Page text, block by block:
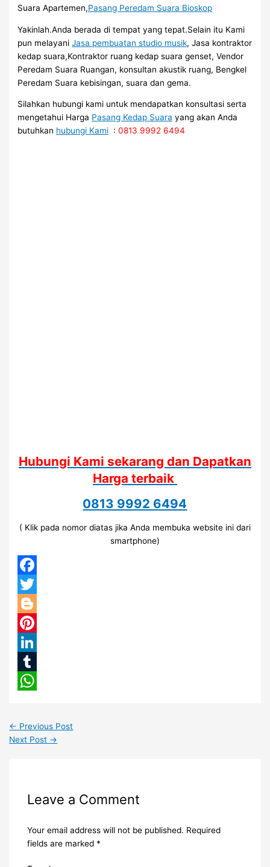
Suara Apartemen,Pasang Peredam Suara Bioskop
Yakinlah.Anda berada di tempat yang tepat.Selain itu Kami
pun melayaniJasa pembuatan studio musik, Jasa kontraktor
kedap suara,Kontraktor ruang kedap suara genset, Vendor
Peredam Suara Ruangan, konsultan akustik ruang, Bengkel
Peredam Suara kebisingan, suara dan gema.
Silahkan hubungi kami untuk mendapatkan konsultasi serta
mengetahui Harga Pasang Kedap Suara yang akan Anda
butuhkan hubungi Kami :0813 9992 6494
Hubungi Kami sekarang dan Dapatkan
Harga terbaik
0813 9992 6494
( Klik pada nomor diatas jika Anda membuka website ini dari
smartphone)
Facebook
Twitter
Blogger
Pinterest
LinkedIn
Tumblr
← Previous Post
Next Post →
Leave a Comment
Your email address will not be published. Required
fields are marked *